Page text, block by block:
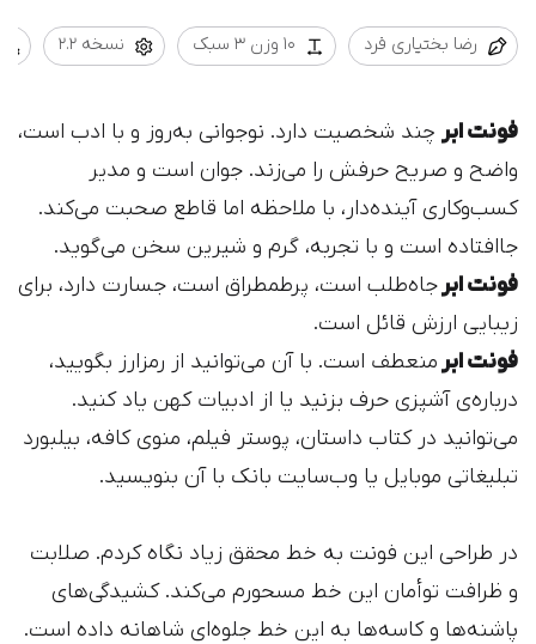
رضا بختیاری فرد 10 وزن 3 سبک نسخه 2.2
فونت ابر چند شخصیت دارد. نوجوانی به‌روز و با ادب است،
واضح و صریح حرفش را می‌زند. جوان است و مدیر
کسب‌وکاری آینده‌دار، با ملاحظه اما قاطع صحبت می‌کند.
جاافتاده است و با تجربه، گرم و شیرین سخن می‌گوید.
فونت ابرجاه‌طلب است، پرطمطراق است، جسارت دارد، برای
زیبایی ارزش قائل است.
فونت ابرمنعطف است. با آن می‌توانید از رمزارز بگویید،
درباره‌ی آشپزی حرف بزنید یا از ادبیات کهن یاد کنید.
می‌توانید در کتاب داستان، پوستر فیلم، منوی کافه، بیلبورد
تبلیغاتی موبایل یا وب‌سایت بانک با آن بنویسید.
در طراحی این فونت به خط محقق زیاد نگاه کردم. صلابت
و ظرافت توأمان این خط مسحورم می‌کند. کشیدگی‌های
پاشنه‌ها و کاسه‌ها به این خط جلوه‌ای شاهانه داده است.